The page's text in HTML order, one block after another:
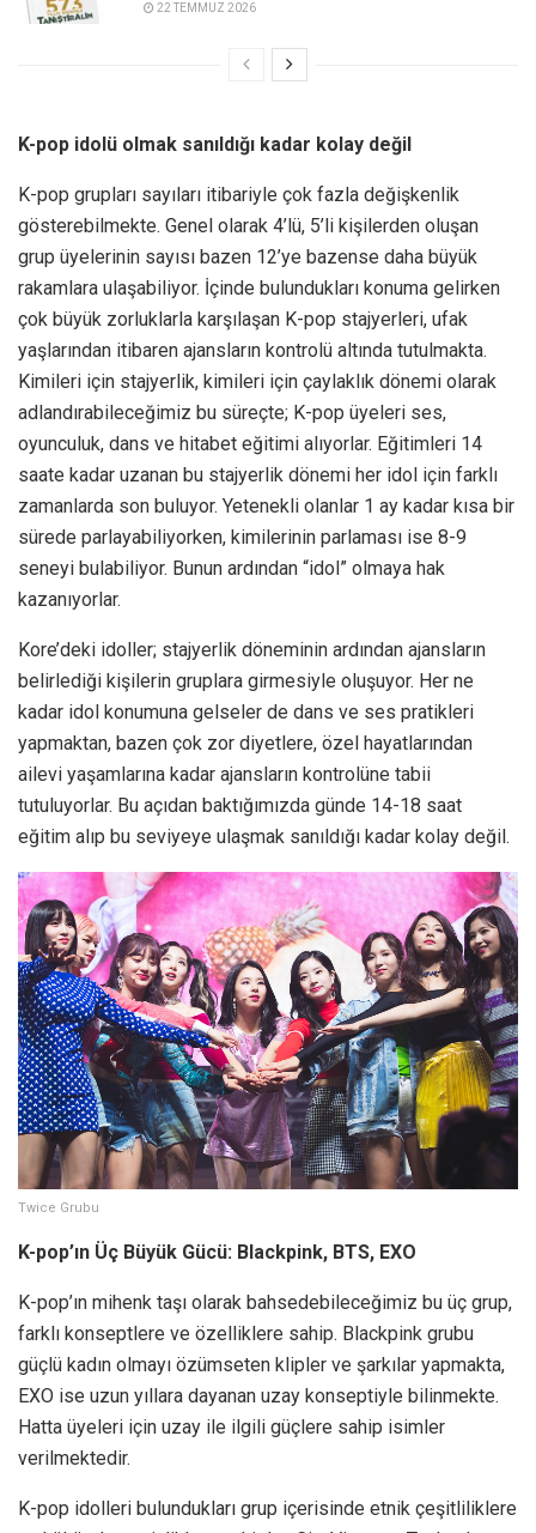
22 TEMMUZ 2026
K-pop idolü olmak sanıldığı kadar kolay değil
K-pop grupları sayıları itibariyle çok fazla değişkenlik
gösterebilmekte. Genel olarak 4’lü, 5’li kişilerden oluşan
grup üyelerinin sayısı bazen 12’ye bazense daha büyük
rakamlara ulaşabiliyor. İçinde bulundukları konuma gelirken
çok büyük zorluklarla karşılaşan K-pop stajyerleri, ufak
yaşlarından itibaren ajansların kontrolü altında tutulmakta.
Kimileri için stajyerlik, kimileri için çaylaklık dönemi olarak
adlandırabileceğimiz bu süreçte; K-pop üyeleri ses,
oyunculuk, dans ve hitabet eğitimi alıyorlar. Eğitimleri 14
saate kadar uzanan bu stajyerlik dönemi her idol için farklı
zamanlarda son buluyor. Yetenekli olanlar 1 ay kadar kısa bir
sürede parlayabiliyorken, kimilerinin parlaması ise 8-9
seneyi bulabiliyor. Bunun ardından “idol” olmaya hak
kazanıyorlar.
Kore’deki idoller; stajyerlik döneminin ardından ajansların
belirlediği kişilerin gruplara girmesiyle oluşuyor. Her ne
kadar idol konumuna gelseler de dans ve ses pratikleri
yapmaktan, bazen çok zor diyetlere, özel hayatlarından
ailevi yaşamlarına kadar ajansların kontrolüne tabii
tutuluyorlar. Bu açıdan baktığımızda günde 14-18 saat
eğitim alıp bu seviyeye ulaşmak sanıldığı kadar kolay değil.
Twice Grubu
K-pop’ın Üç Büyük Gücü: Blackpink, BTS, EXO
K-pop’ın mihenk taşı olarak bahsedebileceğimiz bu üç grup,
farklı konseptlere ve özelliklere sahip. Blackpink grubu
güçlü kadın olmayı özümseten klipler ve şarkılar yapmakta,
EXO ise uzun yıllara dayanan uzay konseptiyle bilinmekte.
Hatta üyeleri için uzay ile ilgili güçlere sahip isimler
verilmektedir.
K-pop idolleri bulundukları grup içerisinde etnik çeşitliliklere